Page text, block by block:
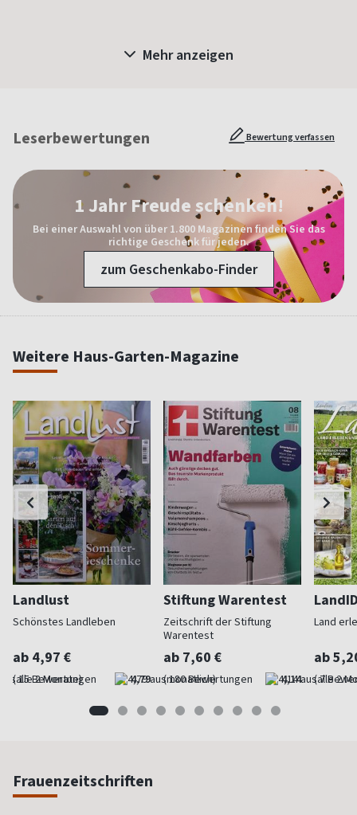
Mehr anzeigen
Leserbewertungen Bewertung verfassen
1 Jahr Freude schenken!
Bei einer Auswahl von über 1.800 Magazinen finden Sie das
richtige Geschenk für jeden.
zum Geschenkabo-Finder
Weitere Haus-Garten-Magazine
Landlust
Schönstes Landleben
ab 4,97 €
(alle 2 Monate) 4,79
Stiftung Warentest
Zeitschrift der Stiftung
Warentest
ab 7,60 €
(monatlich) 4,14
Land
ab
(alle 2
Frauenzeitschriften